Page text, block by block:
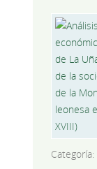
Categoría: